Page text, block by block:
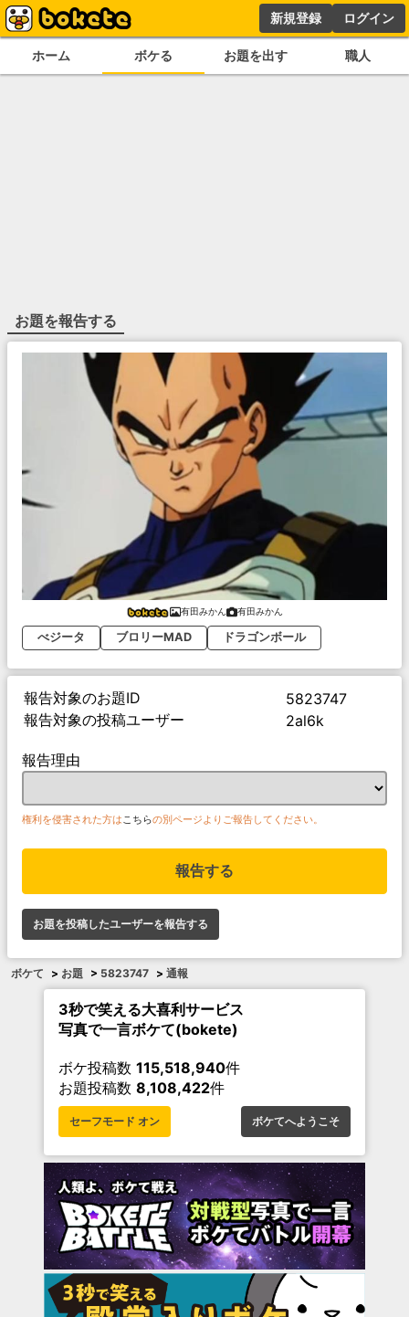
新規登録 ログイン
ホーム ボケる お題を出す 職人
お題を報告する
有田みかん 有田みかん
べジータ ブロリーMAD ドラゴンボール
報告対象のお題ID
5823747
報告対象の投稿ユーザー
2al6k
報告理由
権利を侵害された方はこちらの別ページよりご報告してください。
報告する
お題を投稿したユーザーを報告する
ボケて > お題 > 5823747 > 通報
3秒で笑える大喜利サービス
写真で一言ボケて(bokete)
ボケ投稿数 115,518,940件
お題投稿数 8,108,422件
セーフモード オン ボケてへようこそ